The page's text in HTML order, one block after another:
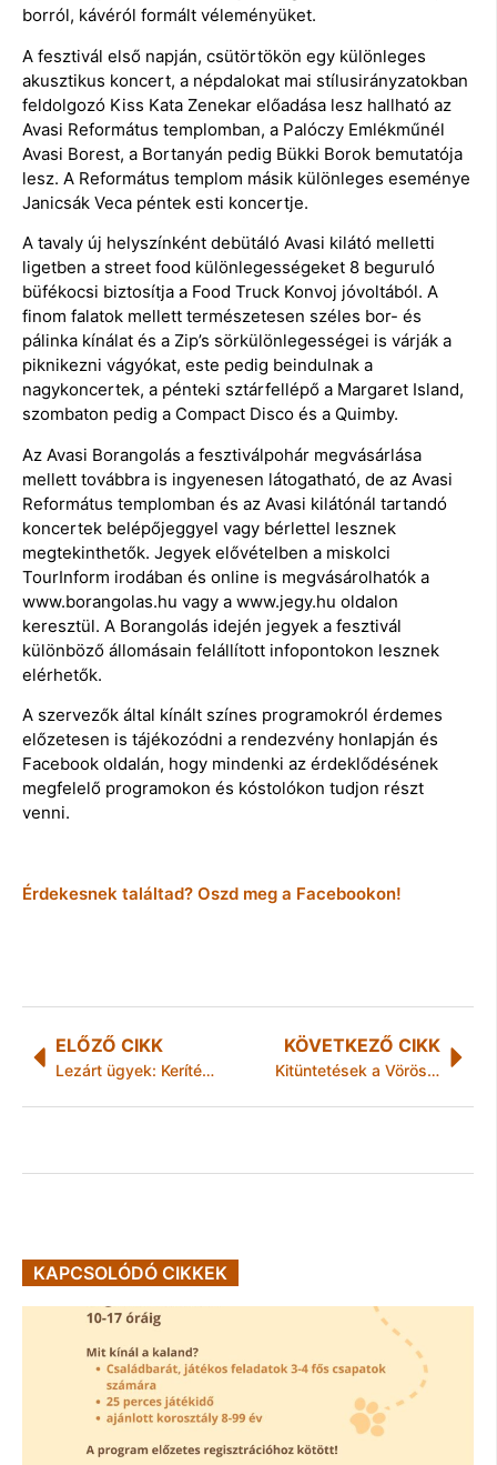
borról, kávéról formált véleményüket.
A fesztivál első napján, csütörtökön egy különleges
akusztikus koncert, a népdalokat mai stílusirányzatokban
feldolgozó Kiss Kata Zenekar előadása lesz hallható az
Avasi Református templomban, a Palóczy Emlékműnél
Avasi Borest, a Bortanyán pedig Bükki Borok bemutatója
lesz. A Református templom másik különleges eseménye
Janicsák Veca péntek esti koncertje.
A tavaly új helyszínként debütáló Avasi kilátó melletti
ligetben a street food különlegességeket 8 beguruló
büfékocsi biztosítja a Food Truck Konvoj jóvoltából. A
finom falatok mellett természetesen széles bor- és
pálinka kínálat és a Zip’s sörkülönlegességei is várják a
piknikezni vágyókat, este pedig beindulnak a
nagykoncertek, a pénteki sztárfellépő a Margaret Island,
szombaton pedig a Compact Disco és a Quimby.
Az Avasi Borangolás a fesztiválpohár megvásárlása
mellett továbbra is ingyenesen látogatható, de az Avasi
Református templomban és az Avasi kilátónál tartandó
koncertek belépőjeggyel vagy bérlettel lesznek
megtekinthetők. Jegyek elővételben a miskolci
TourInform irodában és online is megvásárolhatók a
www.borangolas.hu vagy a www.jegy.hu oldalon
keresztül. A Borangolás idején jegyek a fesztivál
különböző állomásain felállított infopontokon lesznek
elérhetők.
A szervezők által kínált színes programokról érdemes
előzetesen is tájékozódni a rendezvény honlapján és
Facebook oldalán, hogy mindenki az érdeklődésének
megfelelő programokon és kóstolókon tudjon részt
venni.
Érdekesnek találtad? Oszd meg a Facebookon!
ELŐZŐ CIKK
Lezárt ügyek: Kerítésszaggató
KÖVETKEZŐ CIKK
Kitüntetések a Vöröskereszt Világnapja alkalmából
KAPCSOLÓDÓ CIKKEK